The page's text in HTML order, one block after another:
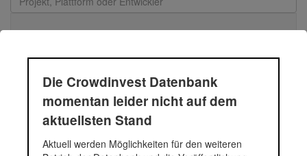
Toggle
Durchschnittsprojekt
05.-12.2018 - 200 |
Funding Circle Kredit |
Die Crowdinvest Datenbank
momentan leider nicht auf dem
aktuellsten Stand
Aktuell werden Möglichkeiten für den weiteren